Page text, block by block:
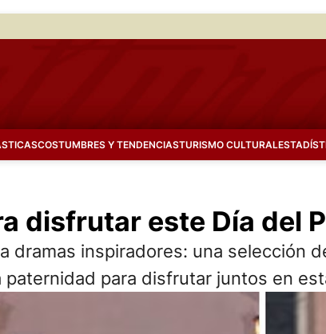
COSTUMBRES Y TENDENCIASTURISMO CULTURAL
disfrutar este Día del
dramas inspiradores: una selección
para disfrutar juntos en